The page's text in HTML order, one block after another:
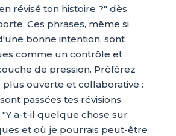
révisé ton histoire ?" dès
Ces phrases, même si
bonne intention, sont
comme un contrôle et
de pression. Préférez
ouverte et collaborative :
passées tes révisions
a-t-il quelque chose sur
et où je pourrais peut-être